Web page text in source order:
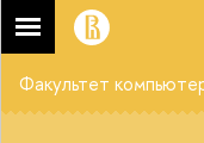
Факультет